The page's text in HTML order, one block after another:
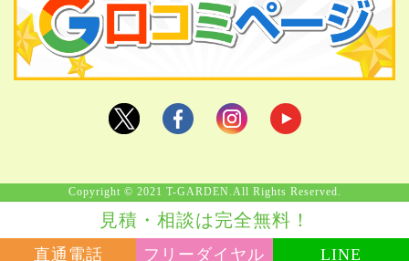
直通電話 フリーダイヤル LINE
見積・相談は完全無料！
Copyright © 2021 T-GARDEN.All Rights Reserved.